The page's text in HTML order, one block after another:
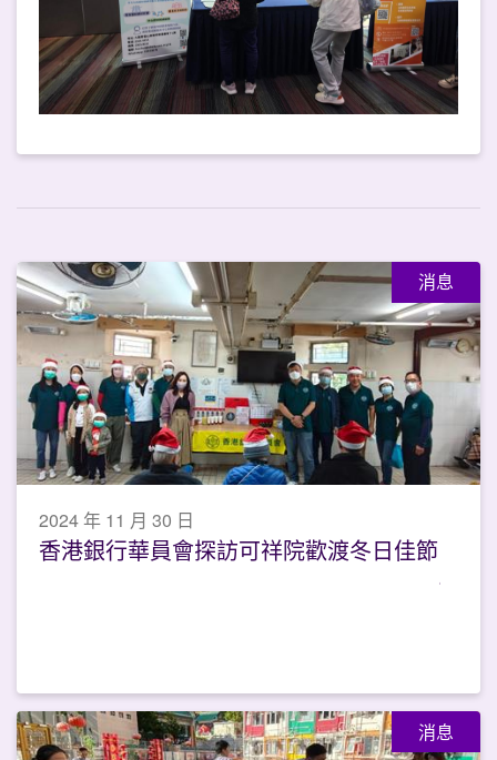
消息
2024 年 11 月 30 日
香港銀行華員會探訪可祥院歡渡冬日佳節
消息